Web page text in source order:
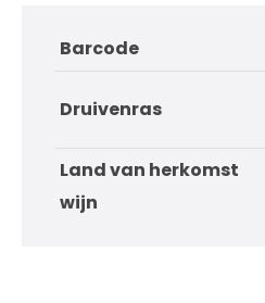
Barcode
Druivenras
Land van herkomst
wijn